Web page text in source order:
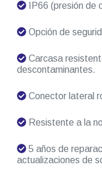
IP66 (presión de
Opción de
Carcasa
descontaminantes.
Conector lateral
Resistente a la
5 años de
actualizaciones de